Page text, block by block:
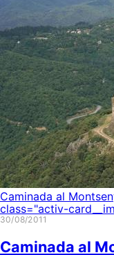
Caminada al
class="activ-
30/08/2011
Caminada al